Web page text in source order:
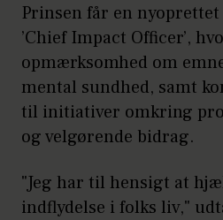
Prinsen får en
’Chief Impact Officer’,
opmærksomhed om
mental sundhed, samt
til initiativer omkring
og velgørende bidrag.
"Jeg har til hensigt at
indflydelse i folks liv,"